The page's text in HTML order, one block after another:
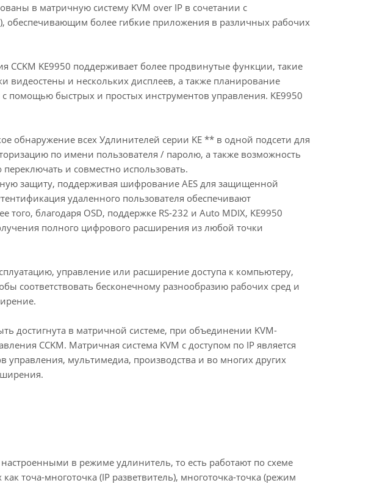
в матричную систему KVM over IP в сочетании с
обеспечивающим более гибкие приложения в различных рабочих
KE9950 поддерживает более продвинутые функции, такие
видеостены и нескольких дисплеев, а также планирование
помощью быстрых и простых инструментов управления. KE9950
обнаружение всех Удлинителей серии KE ** в одной подсети для
по имени пользователя / паролю, а также возможность
и совместно использовать.
защиту, поддерживая шифрование AES для защищенной
удаленного пользователя обеспечивают
благодаря OSD, поддержке RS-232 и Auto MDIX, KE9950
полного цифрового расширения из любой точки
управление или расширение доступа к компьютеру,
соответствовать бесконечному разнообразию рабочих сред и
достигнута в матричной системе, при объединении KVM-
CCKM. Матричная система KVM с доступом по IP является
мультимедиа, производства и во многих других
в режиме удлинитель, то есть работают по схеме
точа-многоточка (IP разветвитель), многоточка-точка (режим